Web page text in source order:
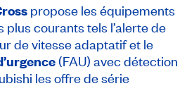
propose les équipements
courants tels l’alerte de
de vitesse adaptatif et le
(FAU) avec détection
les offre de série